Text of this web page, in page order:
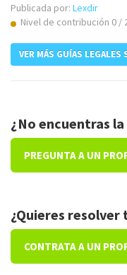
Publicada por: Lexdir
Nivel de contribución 0 /
VER MÁS GUÍAS
¿No encuentras
PREGUNTA A UN
¿Quieres resolver
CONTRATA A UN